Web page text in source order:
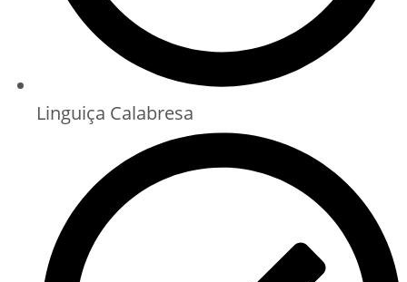
Linguiça Calabresa